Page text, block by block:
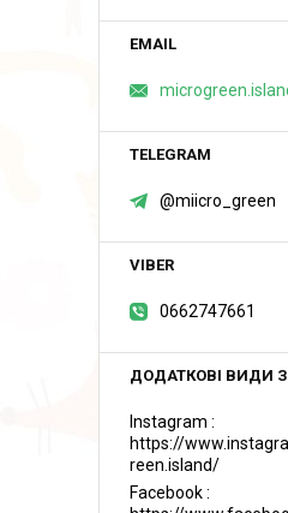
@miicro_green
0662747661
Instagram
https://
reen.island/
Facebook